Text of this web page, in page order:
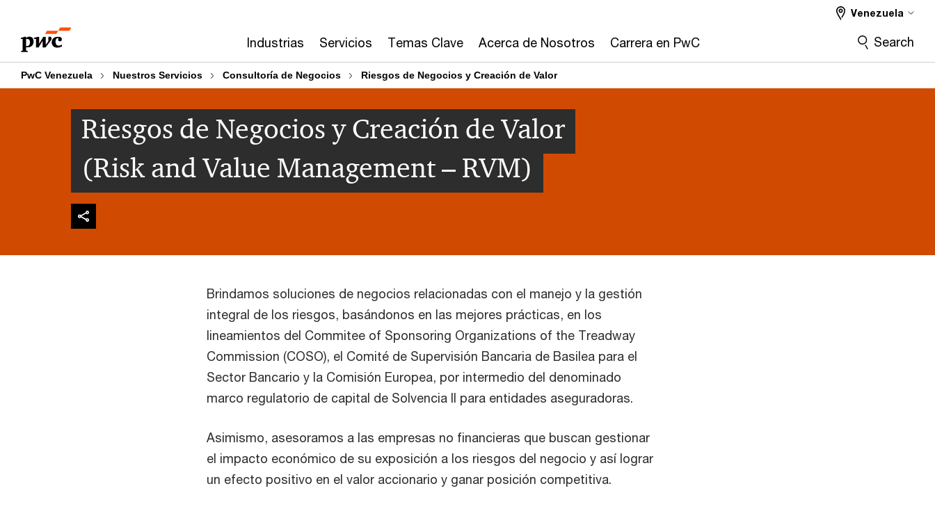
content
footer
Industrias Servicios Temas Clave Acerca de Nosotros Carrera en PwC
Venezuela
Search
PwC Venezuela Nuestros Servicios Consultoría de Negocios Riesgos de Negocios y Creación de Valor
Riesgos de Negocios y Creación de Valor
(Risk and Value Management – RVM)
Brindamos soluciones de negocios relacionadas con el manejo y la gestión
integral de los riesgos, basándonos en las mejores prácticas, en los
lineamientos del Commitee of Sponsoring Organizations of the Treadway
Commission (COSO), el Comité de Supervisión Bancaria de Basilea para el
Sector Bancario y la Comisión Europea, por intermedio del denominado
marco regulatorio de capital de Solvencia II para entidades aseguradoras.
Asimismo, asesoramos a las empresas no financieras que buscan gestionar
el impacto económico de su exposición a los riesgos del negocio y así lograr
un efecto positivo en el valor accionario y ganar posición competitiva.